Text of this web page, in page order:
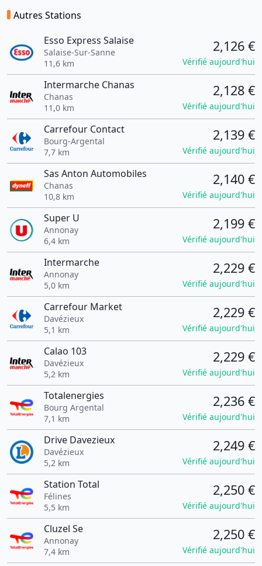
Autres Stations
Esso Express Salaise
Salaise-Sur-Sanne
11,6 km
2,126 €
Vérifié aujourd'hui
Intermarche Chanas
Chanas
11,0 km
2,128 €
Vérifié aujourd'hui
Carrefour Contact
Bourg-Argental
7,7 km
2,139 €
Vérifié aujourd'hui
Sas Anton Automobiles
Chanas
10,8 km
2,140 €
Vérifié aujourd'hui
Super U
Annonay
6,4 km
2,199 €
Vérifié aujourd'hui
Intermarche
Annonay
5,0 km
2,229 €
Vérifié aujourd'hui
Carrefour Market
Davézieux
5,1 km
2,229 €
Vérifié aujourd'hui
Calao 103
Davézieux
5,2 km
2,229 €
Vérifié aujourd'hui
Totalenergies
Bourg Argental
7,1 km
2,236 €
Vérifié aujourd'hui
Drive Davezieux
Davézieux
5,2 km
2,249 €
Vérifié aujourd'hui
Station Total
Félines
5,5 km
2,250 €
Vérifié aujourd'hui
Cluzel Se
Annonay
7,4 km
2,250 €
Vérifié aujourd'hui